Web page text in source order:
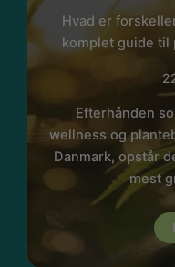
Hvad er
komplet guide til
Efterhånden
wellness og
Danmark, opstår
mest